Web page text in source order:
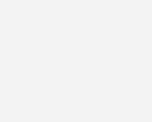
mit dem ERE
regelmäßig von uns